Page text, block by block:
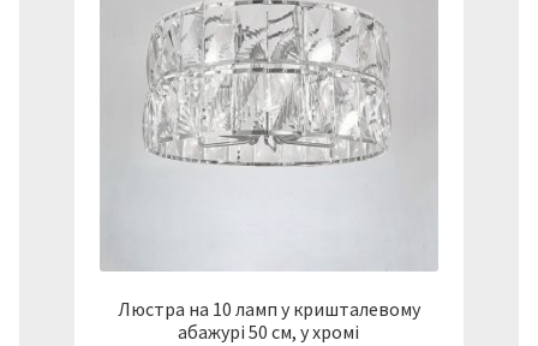
Люстра на 10 ламп у кришталевому
абажурі 50 см, у хромі